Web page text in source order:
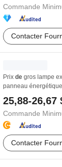
Commande
Contacter
Prix de gros lampe
panneau
25,88-26,67
Commande
Contacter